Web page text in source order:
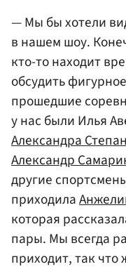
— Мы бы хотели
в нашем шоу.
кто-то находит
обсудить
прошедшие
у нас были Илья
Александра
Александр
другие
приходила
которая
пары. Мы всегда
приходит, так что